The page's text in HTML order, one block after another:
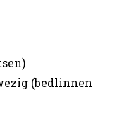
(bedlinnen